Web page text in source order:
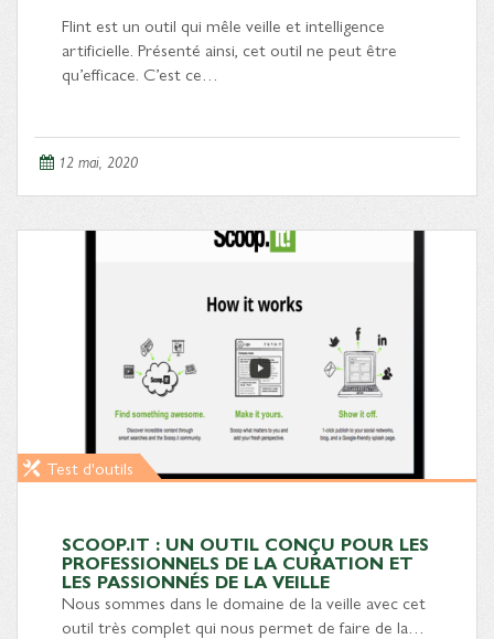
Flint est un outil qui mêle veille et intelligence
artificielle. Présenté ainsi, cet outil ne peut être
qu’efficace. C’est ce…
12 mai, 2020
Test d'outils
SCOOP.IT : UN OUTIL CONÇU POUR LES
PROFESSIONNELS DE LA CURATION ET
LES PASSIONNÉS DE LA VEILLE
Nous sommes dans le domaine de la veille avec cet
outil très complet qui nous permet de faire de la…